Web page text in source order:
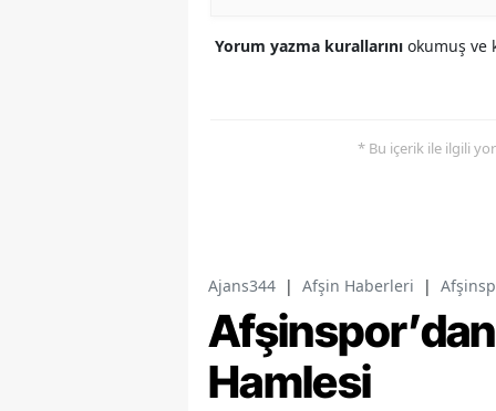
Yorum yazma kurallarını okumuş ve
* Bu içerik ile ilgili
Ajans344 | Afşin Haberleri |
Hamlesi